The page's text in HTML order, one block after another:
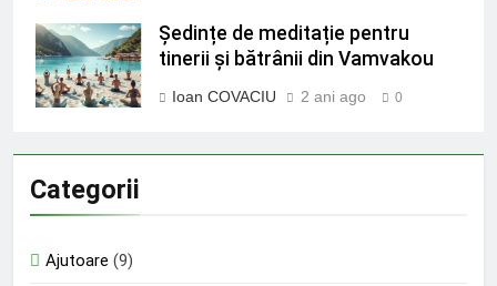
Ședințe de meditație pentru
tinerii și bătrânii din Vamvakou
Ioan COVACIU 2 ani ago 0
Categorii
Ajutoare (9)